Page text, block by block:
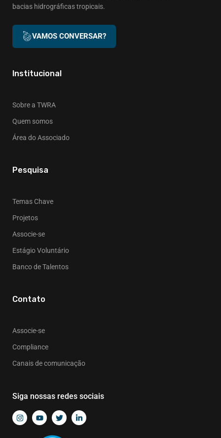
bacias hidrográficas tropicais.
VAMOS CONVERSAR?
Institucional
Sobre a TWRA
Quem somos
Área do Associado
Pesquisa
Temas Chave
Projetos
Associe-se
Estágio Voluntário
Banco de Talentos
Contato
Associe-se
Compliance
Canais de comunicação
Siga nossas redes sociais